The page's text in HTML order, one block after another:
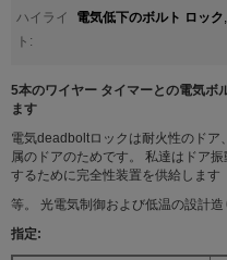
ハイライ
ト:
電気低下のボルト ロック,
5本のワイヤー タイマーとの電気ボ
ます
電気deadboltロックは耐火性のドア
属のドアのためです。 私達はドア
するために完全性装置を供給します
等。 光電気制御および低温の設計造
指定: